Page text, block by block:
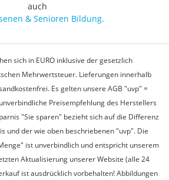
auch
& Senioren Bildung.
sich in EURO inklusive der gesetzlich
Mehrwertsteuer. Lieferungen innerhalb
Es gelten unsere AGB "uvp" =
Preisempfehlung des Herstellers
"Sie sparen" bezieht sich auf die Differenz
und der wie oben beschriebenen "uvp". Die
ist unverbindlich und entspricht unserem
Aktualisierung unserer Website (alle 24
ist ausdrücklich vorbehalten! Abbildungen